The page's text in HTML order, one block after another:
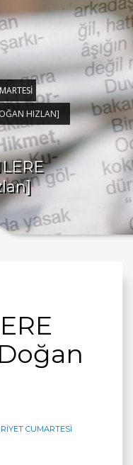
HIZLAN]
CUMARTESİ